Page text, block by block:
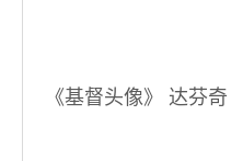
《基督头像》 达芬奇